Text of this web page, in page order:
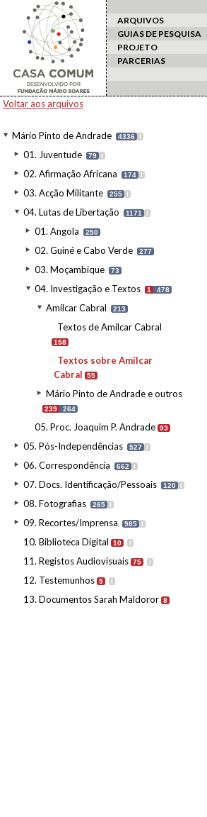
ARQUIVOS
GUIAS DE PESQUISA
PROJETO
PARCERIAS
Voltar aos arquivos
Mário Pinto de Andrade 4336 I
01. Juventude 79 I
02. Afirmação Africana 174 I
03. Acção Militante 255 I
04. Lutas de Libertação 1171 I
01. Angola 250
02. Guiné e Cabo Verde 277
03. Moçambique 73
04. Investigação e Textos 1 478
Amílcar Cabral 213
Textos de Amílcar Cabral
158
Textos sobre Amílcar
Cabral
55
Mário Pinto de Andrade e outros
239 264
05. Proc. Joaquim P. Andrade 93
05. Pós-Independências 527 I
06. Correspondência 662 I
07. Docs. Identificação/Pessoais 120 I
08. Fotografias 265 I
09. Recortes/Imprensa 985 I
10. Biblioteca Digital 10 I
11. Registos Audiovisuais 75 I
12. Testemunhos 5 I
13. Documentos Sarah Maldoror 8